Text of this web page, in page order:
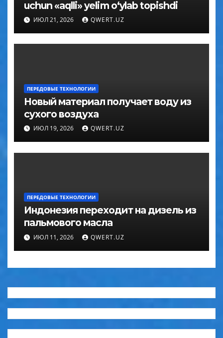
uchun «aqlli» yelim o‘ylab topishdi
ИЮЛ 21, 2026 QWERT.UZ
ПЕРЕДОВЫЕ ТЕХНОЛОГИИ
Новый материал получает воду из
сухого воздуха
ИЮЛ 19, 2026 QWERT.UZ
ПЕРЕДОВЫЕ ТЕХНОЛОГИИ
Индонезия переходит на дизель из
пальмового масла
ИЮЛ 11, 2026 QWERT.UZ